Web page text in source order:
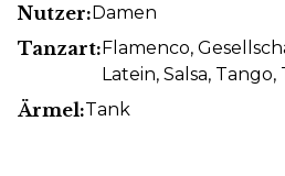
Nutzer:Damen
Tanzart:Flamenco,
Latein, Salsa, Tango,
Ärmel:Tank